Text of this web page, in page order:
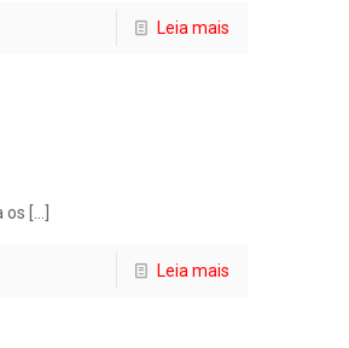
Leia mais
os
Leia mais